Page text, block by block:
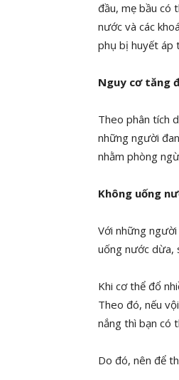
đầu, mẹ bầu có
nước và các
phụ bị huyết áp
Nguy cơ tăng
Theo phân tích
những người
nhằm phòng
Không uống
Với những
uống nước dừa,
Khi cơ thể đổ
Theo đó, nếu
nắng thì bạn có
Do đó, nên để